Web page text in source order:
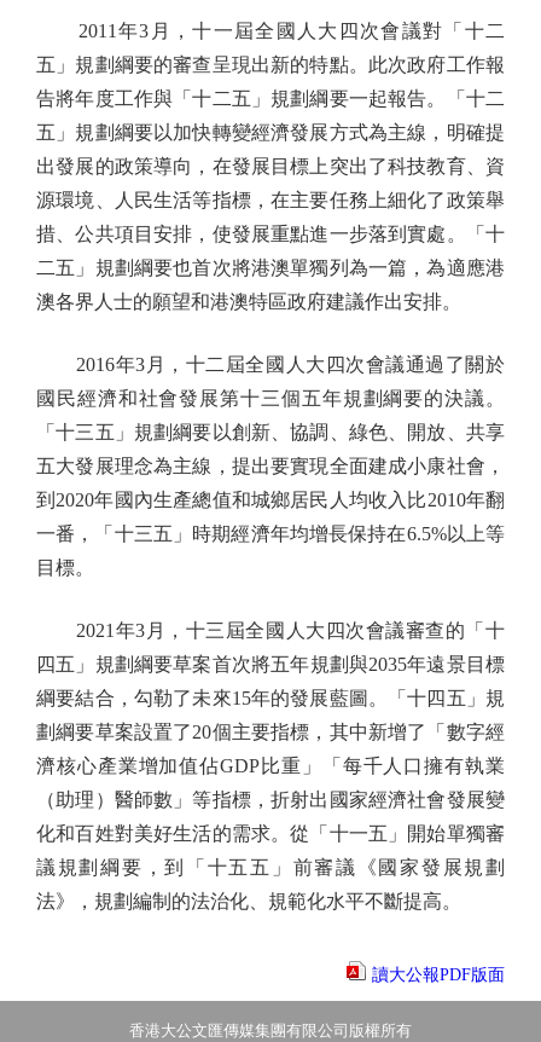
2011年3月，十一屆全國人大四次會議對「十二
五」規劃綱要的審查呈現出新的特點。此次政府工作報
告將年度工作與「十二五」規劃綱要一起報告。「十二
五」規劃綱要以加快轉變經濟發展方式為主線，明確提
出發展的政策導向，在發展目標上突出了科技教育、資
源環境、人民生活等指標，在主要任務上細化了政策舉
措、公共項目安排，使發展重點進一步落到實處。「十
二五」規劃綱要也首次將港澳單獨列為一篇，為適應港
澳各界人士的願望和港澳特區政府建議作出安排。
2016年3月，十二屆全國人大四次會議通過了關於
國民經濟和社會發展第十三個五年規劃綱要的決議。
「十三五」規劃綱要以創新、協調、綠色、開放、共享
五大發展理念為主線，提出要實現全面建成小康社會，
到2020年國內生產總值和城鄉居民人均收入比2010年翻
一番，「十三五」時期經濟年均增長保持在6.5%以上等
目標。
2021年3月，十三屆全國人大四次會議審查的「十
四五」規劃綱要草案首次將五年規劃與2035年遠景目標
綱要結合，勾勒了未來15年的發展藍圖。「十四五」規
劃綱要草案設置了20個主要指標，其中新增了「數字經
濟核心產業增加值佔GDP比重」「每千人口擁有執業
（助理）醫師數」等指標，折射出國家經濟社會發展變
化和百姓對美好生活的需求。從「十一五」開始單獨審
議規劃綱要，到「十五五」前審議《國家發展規劃
法》，規劃編制的法治化、規範化水平不斷提高。
讀大公報PDF版面
香港大公文匯傳媒集團有限公司版權所有